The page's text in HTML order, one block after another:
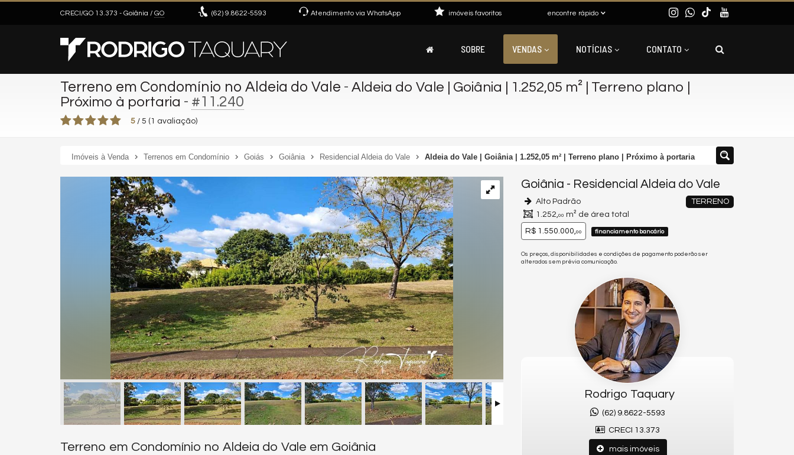
CRECI/GO 13.373 - Goiânia / GO (62) 9.8622-5593 Atendimento via WhatsApp encontre rápido
imóveis favoritos
SOBRE VENDAS NOTÍCIAS CONTATO
Terreno em Condomínio no Aldeia do Vale - Aldeia do Vale | Goiânia | 1.252,05 m² | Terreno plano |
Próximo à portaria - #11.240
5 / 5 ( 1 avaliação)
Imóveis à Venda Terrenos em Condomínio Goiás Goiânia Residencial Aldeia do Vale Aldeia do Vale | Goiânia | 1.252,05 m² | Terreno plano | Próximo à portaria
Terreno em Condomínio no Aldeia do Vale em Goiânia
Goiânia - Residencial Aldeia do Vale
TERRENO
Alto Padrão
1.252,00 m² de área total
R$ 1.550.000,00 financiamento bancário
Os preços, disponibilidades e condições de pagamento poderão ser
alterados sem prévia comunicação.
Rodrigo Taquary
(62) 9.8622-5593
CRECI 13.373
mais imóveis